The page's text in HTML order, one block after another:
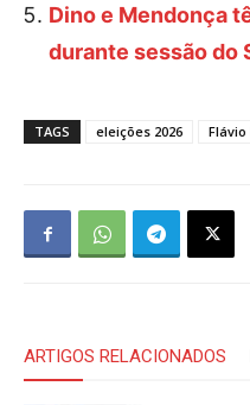
Dino e Mendonça
durante sessão do
TAGS eleições 2026 Flávio
ARTIGOS RELACIONADOS